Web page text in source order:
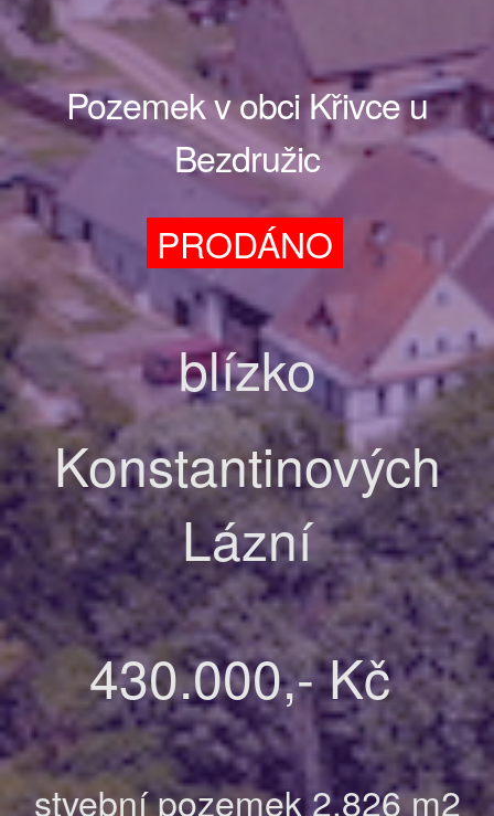
Pozemek v obci Křivce u
Bezdružic
PRODÁNO
blízko
Konstantinových
Lázní
430.000,- Kč
stvební pozemek 2.826 m2